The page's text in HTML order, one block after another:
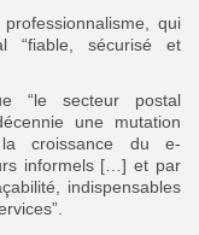
qui
“fiable, sécurisé et
“le secteur postal
une mutation
la croissance du e-
informels […] et par
indispensables